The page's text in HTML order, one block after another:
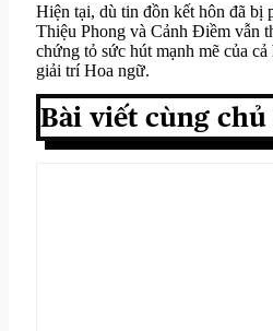
Hiện tại, dù tin đồn kết hôn đã bị
Thiệu Phong và Cảnh Điềm vẫn
chứng tỏ sức hút mạnh mẽ của
giải trí Hoa ngữ.
Bài viết cùng chủ